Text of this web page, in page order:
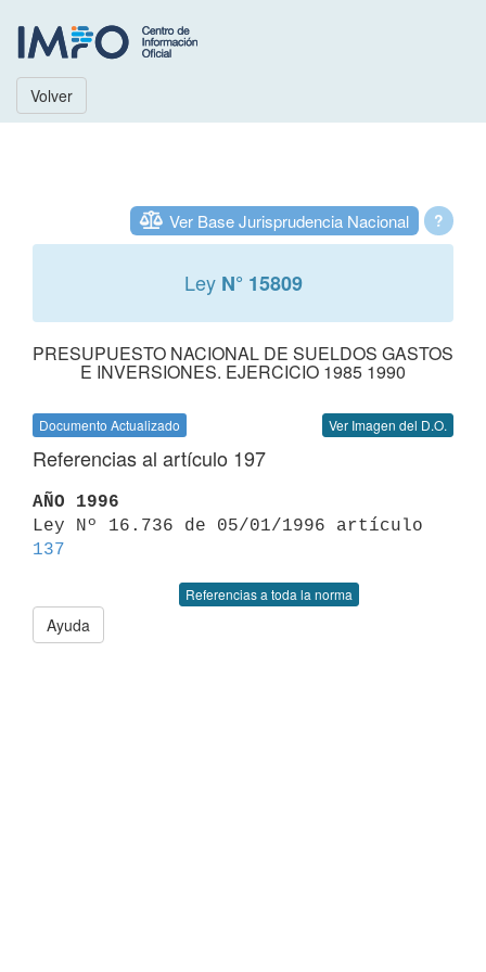
Volver
?
Ver Base Jurisprudencia Nacional
Ley N° 15809
PRESUPUESTO NACIONAL DE SUELDOS GASTOS
E INVERSIONES. EJERCICIO 1985 1990
Documento Actualizado Ver Imagen del D.O.
Referencias al artículo 197
AÑO 1996
137
Referencias a toda la norma
Ayuda